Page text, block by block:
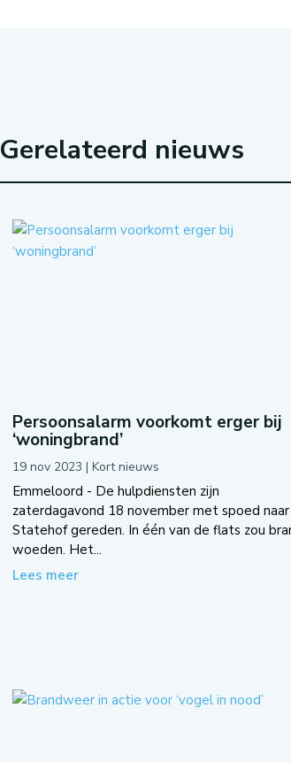
Gerelateerd nieuws
Persoonsalarm voorkomt erger bij
‘woningbrand’
19 nov 2023 | Kort nieuws
Emmeloord - De hulpdiensten zijn
zaterdagavond 18 november met spoed
Statehof gereden. In één van de flats zou
woeden. Het...
Lees meer